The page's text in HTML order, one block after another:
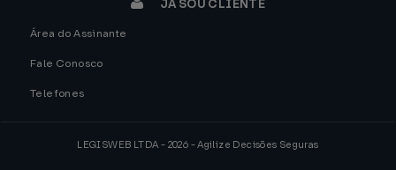
JÁ SOU CLIENTE
Área do Assinante
Fale Conosco
Telefones
LEGISWEB LTDA - 2026 - Agilize Decisões Seguras